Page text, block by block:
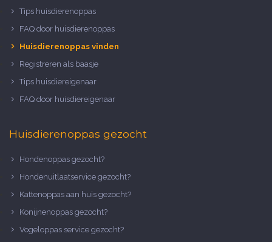
Tips huisdierenoppas
FAQ door huisdierenoppas
Huisdierenoppas vinden
Registreren als baasje
Tips huisdiereigenaar
FAQ door huisdiereigenaar
Huisdierenoppas gezocht
Hondenoppas gezocht?
Hondenuitlaatservice gezocht?
Kattenoppas aan huis gezocht?
Konijnenoppas gezocht?
Vogeloppas service gezocht?